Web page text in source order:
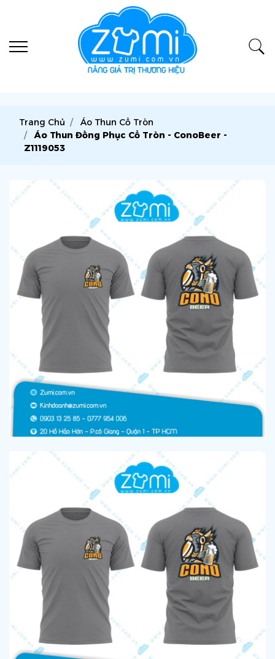
Trang Chủ
Áo Thun Cổ Tròn
Áo Thun Đồng Phục Cổ Tròn - ConoBeer -
Z1119053